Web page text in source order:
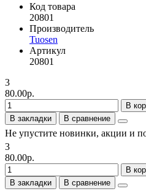
Код товара
20801
Производитель
Tuosen
Артикул
20801
3
80.00р.
В
В закладки
В сравнение
Не упустите новинки, акции и
3
80.00р.
В
В закладки
В сравнение